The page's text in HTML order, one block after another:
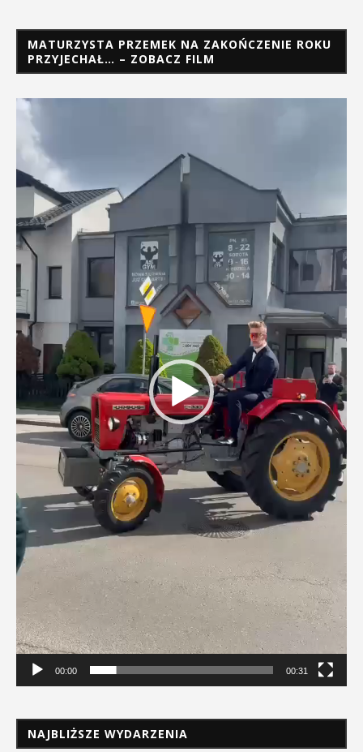
MATURZYSTA PRZEMEK NA ZAKOŃCZENIE ROKU
PRZYJECHAŁ… – ZOBACZ FILM
Odtwarzacz
00:00 00:31
NAJBLIŻSZE WYDARZENIA